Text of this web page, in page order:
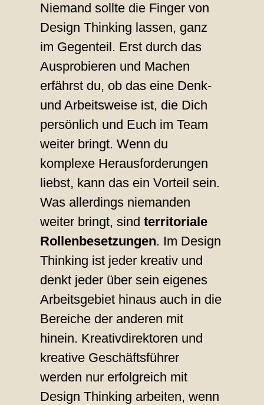
Niemand sollte die Finger von
Design Thinking lassen, ganz
im Gegenteil. Erst durch das
Ausprobieren und Machen
erfährst du, ob das eine Denk-
und Arbeitsweise ist, die Dich
persönlich und Euch im Team
weiter bringt. Wenn du
komplexe Herausforderungen
liebst, kann das ein Vorteil sein.
Was allerdings niemanden
weiter bringt, sind territoriale
Rollenbesetzungen. Im Design
Thinking ist jeder kreativ und
denkt jeder über sein eigenes
Arbeitsgebiet hinaus auch in die
Bereiche der anderen mit
hinein. Kreativdirektoren und
kreative Geschäftsführer
werden nur erfolgreich mit
Design Thinking arbeiten, wenn